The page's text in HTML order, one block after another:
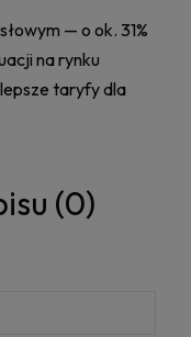
— o ok. 31%
na rynku
taryfy dla
(0)